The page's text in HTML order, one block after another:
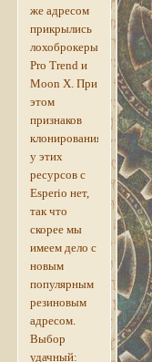
же адресом
прикрылись
лохоброкеры
Pro Trend и
Moon X. При
этом
признаков
клонирования
у этих
ресурсов с
Esperio нет,
так что
скорее мы
имеем дело с
новым
популярным
резиновым
адресом.
Выбор
удачный: